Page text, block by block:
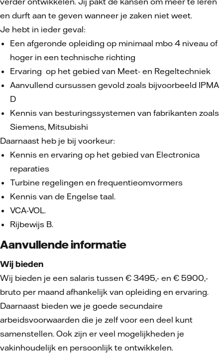
en durft aan te geven wanneer je zaken niet weet.
Je hebt in ieder geval:
Een afgeronde opleiding op minimaal mbo 4 niveau of
hoger in een technische richting
Ervaring op het gebied van Meet- en Regeltechniek
Aanvullend cursussen gevold zoals bijvoorbeeld IPMA
D
Kennis van besturingssystemen van fabrikanten zoals
Siemens, Mitsubishi
Daarnaast heb je bij voorkeur:
Kennis en ervaring op het gebied van Electronica
reparaties
Turbine regelingen en frequentieomvormers
Kennis van de Engelse taal.
VCA-VOL.
Rijbewijs B.
Aanvullende informatie
Wij bieden
Wij bieden je een salaris tussen € 3495,- en € 5900,-
bruto per maand afhankelijk van opleiding en ervaring.
Daarnaast bieden we je goede secundaire
arbeidsvoorwaarden die je zelf voor een deel kunt
samenstellen. Ook zijn er veel mogelijkheden je
vakinhoudelijk en persoonlijk te ontwikkelen.